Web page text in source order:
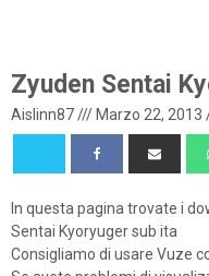
Zyuden Sentai
Aislinn87/// Marzo 22, 2013
In questa pagina trovate i
Sentai Kyoryuger sub ita
Consigliamo di usare Vuze